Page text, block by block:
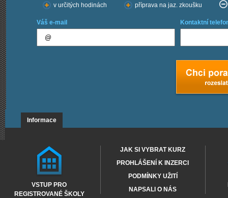
v určitých hodinách příprava na jaz. zkoušku
Váš e-mail Kontaktní
Informace
VSTUP PRO
REGISTROVANÉ ŠKOLY
JAK SI VYBRAT KURZ
PROHLÁŠENÍ K INZERCI
PODMÍNKY UŽITÍ
NAPSALI O NÁS